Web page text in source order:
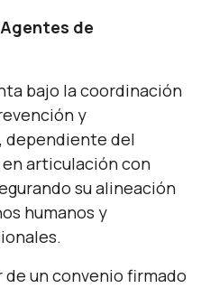
de
bajo la coordinación
y
dependiente del
articulación con
su alineación
humanos y
un convenio firmado